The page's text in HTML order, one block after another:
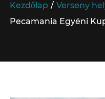
Kezdőlap
Verseny
Pecamania Egyéni